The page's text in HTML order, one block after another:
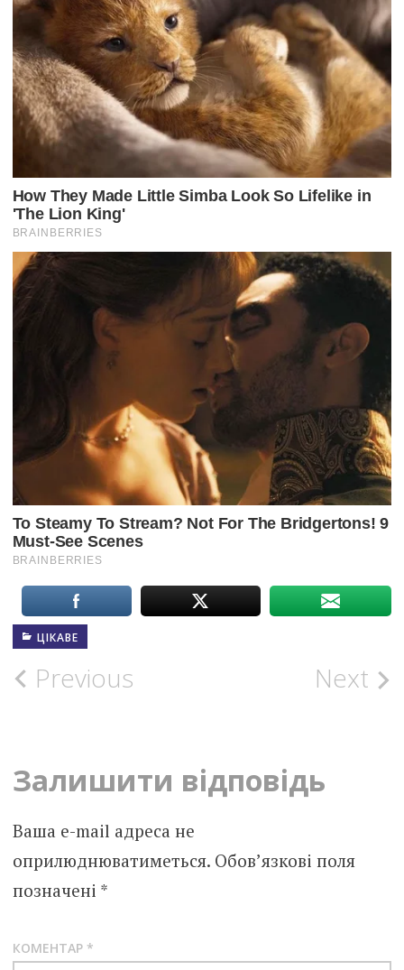
ЦІКАВЕ
Post
Previous Next
Залишити відповідь
Ваша e-mail адреса не
оприлюднюватиметься. Обов’язкові поля
позначені *
КОМЕНТАР *